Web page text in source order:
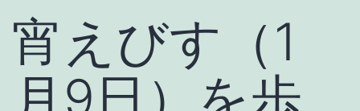
ス宵えびす（1
月9日）を歩